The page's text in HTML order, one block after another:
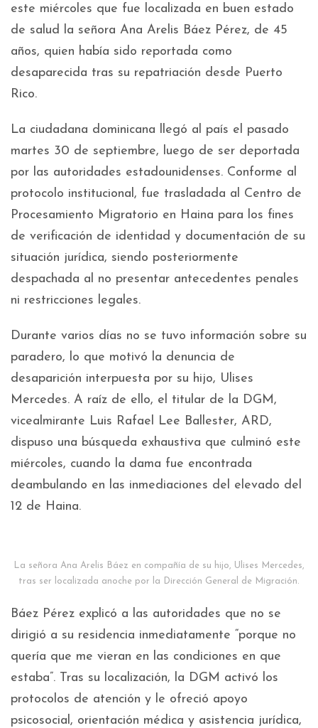
este miércoles que fue localizada en buen estado
de salud la señora Ana Arelis Báez Pérez, de 45
años, quien había sido reportada como
desaparecida tras su repatriación desde Puerto
Rico.
La ciudadana dominicana llegó al país el pasado
martes 30 de septiembre, luego de ser deportada
por las autoridades estadounidenses. Conforme al
protocolo institucional, fue trasladada al Centro de
Procesamiento Migratorio en Haina para los fines
de verificación de identidad y documentación de su
situación jurídica, siendo posteriormente
despachada al no presentar antecedentes penales
ni restricciones legales.
Durante varios días no se tuvo información sobre su
paradero, lo que motivó la denuncia de
desaparición interpuesta por su hijo, Ulises
Mercedes. A raíz de ello, el titular de la DGM,
vicealmirante Luis Rafael Lee Ballester, ARD,
dispuso una búsqueda exhaustiva que culminó este
miércoles, cuando la dama fue encontrada
deambulando en las inmediaciones del elevado del
12 de Haina.
La señora Ana Arelis Báez en compañía de su hijo, Ulises Mercedes,
tras ser localizada anoche por la Dirección General de Migración.
Báez Pérez explicó a las autoridades que no se
dirigió a su residencia inmediatamente “porque no
quería que me vieran en las condiciones en que
estaba”. Tras su localización, la DGM activó los
protocolos de atención y le ofreció apoyo
psicosocial, orientación médica y asistencia jurídica,